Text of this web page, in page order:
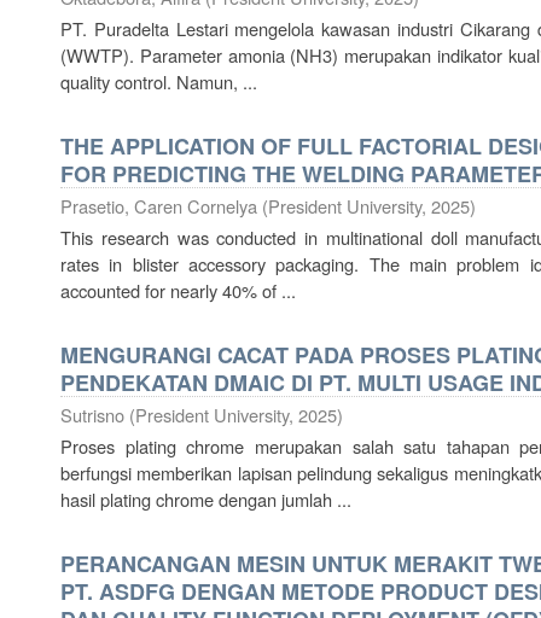
PT. Puradelta Lestari mengelola kawasan industri
(WWTP). Parameter amonia (NH3) merupakan indikator
quality control. Namun, ...
THE APPLICATION OF FULL FACTORIAL
FOR PREDICTING THE WELDING
Prasetio, Caren Cornelya (President University, 2025)
This research was conducted in multinational doll
rates in blister accessory packaging. The main problem
accounted for nearly 40% of ...
MENGURANGI CACAT PADA PROSES
PENDEKATAN DMAIC DI PT. MULTI USAGE
Sutrisno (President University, 2025)
Proses plating chrome merupakan salah satu tahapan
berfungsi memberikan lapisan pelindung sekaligus
hasil plating chrome dengan jumlah ...
PERANCANGAN MESIN UNTUK MERAKIT
PT. ASDFG DENGAN METODE PRODUCT